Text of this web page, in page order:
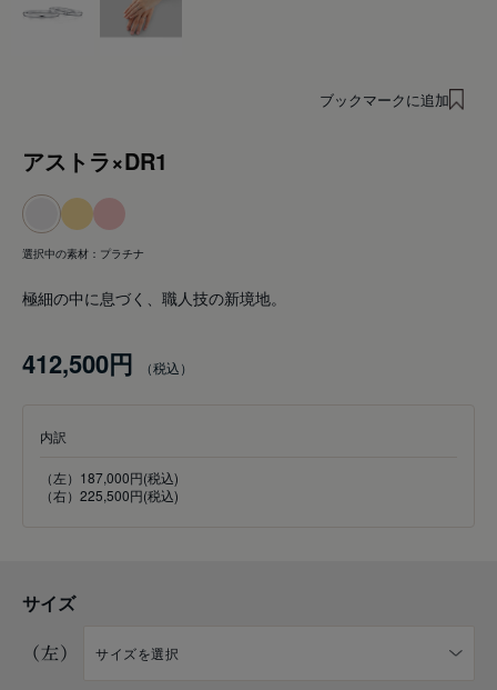
ブックマークに追加
アストラ×DR1
選択中の素材： プラチナ
極細の中に息づく、職人技の新境地。
412,500円
内訳
（左）187,000円(税込)
（右）225,500円(税込)
サイズ
（左）